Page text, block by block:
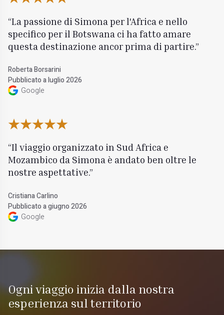
La passione di Simona per l'Africa e nello
specifico per il Botswana ci ha fatto amare
questa destinazione ancor prima di partire.
Roberta Borsarini
Pubblicato a luglio 2026
Google
Il viaggio organizzato in Sud Africa e
Mozambico da Simona è andato ben oltre le
nostre aspettative.
Cristiana Carlino
Pubblicato a giugno 2026
Google
Ogni viaggio inizia dalla nostra
esperienza sul territorio